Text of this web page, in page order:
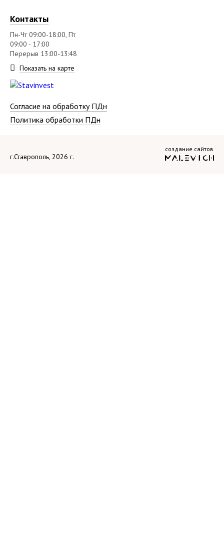
Контакты
Пн-Чт 09:00-18:00, Пт
09:00 - 17:00
Перерыв 13:00-13:48
Показать на карте
Согласие на обработку ПДн
Политика обработки ПДн
г.Ставрополь, 2026 г.
создание сайтов